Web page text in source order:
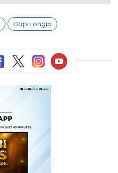
Gopi Longia